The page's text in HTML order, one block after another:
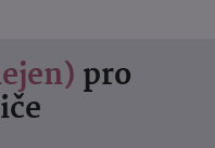
pro